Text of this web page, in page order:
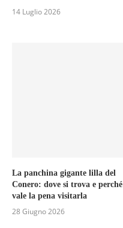
14 Luglio 2026
La panchina gigante lilla del
Conero: dove si trova e perché
vale la pena visitarla
28 Giugno 2026